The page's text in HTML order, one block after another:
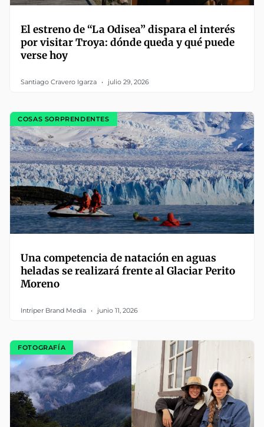
El estreno de “La Odisea” dispara el interés
por visitar Troya: dónde queda y qué puede
verse hoy
Santiago Cravero Igarza julio 29, 2026
COSAS SORPRENDENTES
Una competencia de natación en aguas
heladas se realizará frente al Glaciar Perito
Moreno
Intriper Brand Media junio 11, 2026
FOTOGRAFÍA